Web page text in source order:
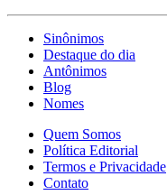
Sinônimos
Destaque do dia
Antônimos
Blog
Nomes
Quem Somos
Política Editorial
Termos e Privacidade
Contato